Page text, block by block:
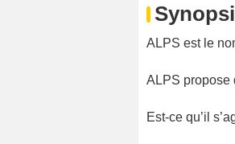
ALPS est le
ALPS propose
Est-ce qu’il